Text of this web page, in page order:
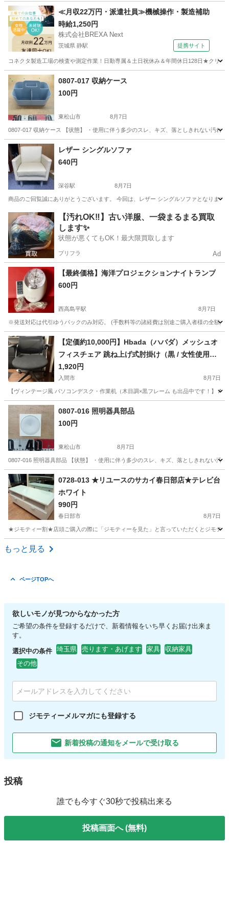
埼玉 鴻巣市 鴻巣駅 収納家具
≪月収22万円・派遣社員≫機械操作・製造補助
時給1,250円
株式会社BREXA Next
茨城県 静駅 提携サイト
コネクタ製造工場の検査や測定作業！日勤専属＆土日祝休み＆年間休日128日★クリ
茨城 常陸大宮市 その他
0807-017 収納ケース
100円
東松山市 8月7日
0807-017 収納ケース 【状態】 ・使用に伴う多少のスレ、キズ、落としきれない汚
埼玉 東松山市 収納家具
レザー シングルソファ
640円
深谷駅 8月7日
商品のご回覧誠にありがとうございます。 今回は、レザー シングルソファとなりま
埼玉 深谷市 深谷駅 椅子
【汚れOK‼️】古い洋服、一袋まるまる買取
します✨
状態が悪くてもOK！最大限買取します
プリフラ Ad
【最終価格】海洋プロジェクションナイトランプ
600円
西高島平駅 8月7日
※発送対応は代引ゆうパックのみ対応。 (手数料等の諸経費は別途ご購入者様の全額
埼玉 和光市 西高島平駅 家具
【定価約10,000円】Hbada（ハバダ）メッシュオ
フィスチェア 跳ね上げ式肘掛け（黒 / 女性使用
品）
1,920円
入間市 8月7日
【ヴィンテージ風 パソコンデスク・作業机（木目調×黒フレーム も出品中です！】
埼玉 入間市
0807-016 照明器具部品
100円
東松山市 8月7日
0807-016 照明器具部品 【状態】 ・使用に伴う多少のスレ、キズ、落としきれない
埼玉 東松山市 0728-013 ★リユースのサカイ春日部店★テレビ台
ホワイト
990円
春日部市 8月7日
★ジモティー割★店頭ご購入の際に「ジモティーを見た」と言っていただくとジモテ
埼玉 春日部市
もっと見る
ページTOPへ
欲しいモノが見つからなかった方
ご希望の条件を登録するだけで、新着情報をいち早くお届け出来ま
す。
選択中の条件 埼玉県 売ります・あげます 家具
収納家具
その他
ジモティーメルマガにも登録する
新着投稿の通知をメールで受け取る
投稿
誰でも今すぐ30秒で投稿出来る
投稿画面へ (無料)